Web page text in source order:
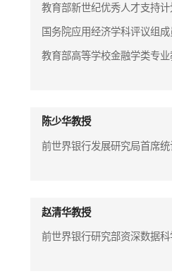
教育部新世纪优秀人才支持计
国务院应用经济学科评议组成
教育部高等学校金融学类专
陈少华教授
前世界银行发展研究局首席
赵清华教授
前世界银行研究部资深数据科